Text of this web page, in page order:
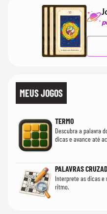
MEUS JOGOS
TERMO
Descubra a palavra
dicas e avance até
PALAVRAS
Interprete as dicas
ritmo.